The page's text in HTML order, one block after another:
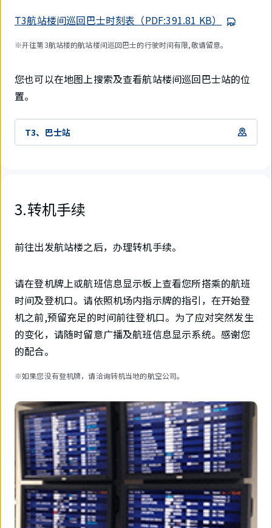
T3航站楼间巡回巴士时刻表（PDF:391.81 KB）
※开往第3航站楼的航站楼间巡回巴士的行驶时间有限,敬请留意。
您也可以在地图上搜索及查看航站楼间巡回巴士站的位
置。
T3、巴士站
3.转机手续
前往出发航站楼之后，办理转机手续。
请在登机牌上或航班信息显示板上查看您所搭乘的航班
时间及登机口。请依照机场内指示牌的指引，在开始登
机之前,预留充足的时间前往登机口。为了应对突然发生
的变化，请随时留意广播及航班信息显示系统。感谢您
的配合。
※如果您没有登机牌，请洽询转机当地的航空公司。